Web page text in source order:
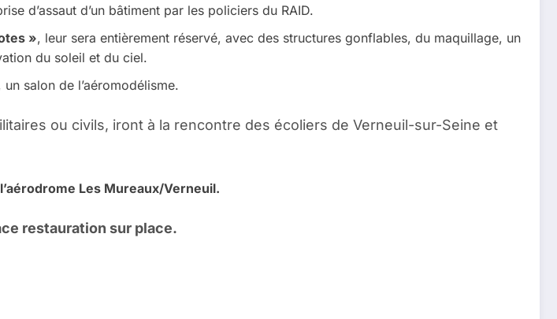
d’assaut d’un bâtiment par les policiers du RAID.
», leur sera entièrement réservé, avec des structures gonflables, du maquillage, un
du soleil et du ciel.
un salon de l’aéromodélisme.
ou civils, iront à la rencontre des écoliers de Verneuil-sur-Seine et
Les Mureaux/Verneuil.
restauration sur place.